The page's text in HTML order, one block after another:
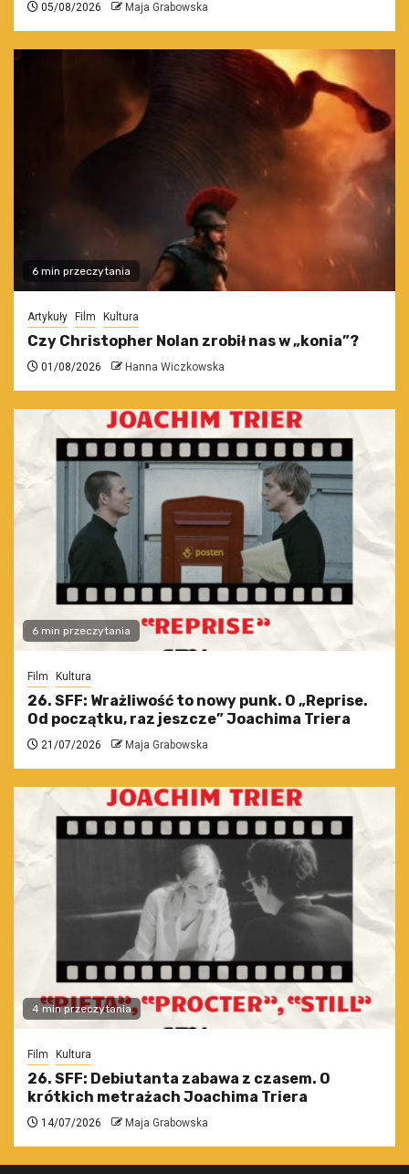
05/08/2026 Maja Grabowska
6 min przeczytania
Artykuły Film Kultura
Czy Christopher Nolan zrobił nas w „konia”?
01/08/2026 Hanna Wiczkowska
6 min przeczytania
Film Kultura
26. SFF: Wrażliwość to nowy punk. O „Reprise.
Od początku, raz jeszcze” Joachima Triera
21/07/2026 Maja Grabowska
4 min przeczytania
Film Kultura
26. SFF: Debiutanta zabawa z czasem. O
krótkich metrażach Joachima Triera
14/07/2026 Maja Grabowska